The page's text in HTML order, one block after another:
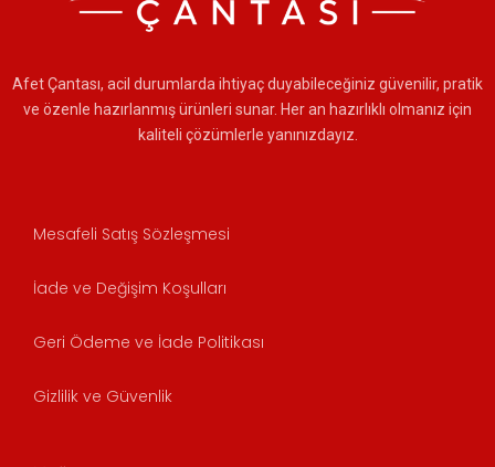
Afet Çantası, acil durumlarda ihtiyaç duyabileceğiniz güvenilir, pratik
ve özenle hazırlanmış ürünleri sunar. Her an hazırlıklı olmanız için
kaliteli çözümlerle yanınızdayız.
Mesafeli Satış Sözleşmesi
İade ve Değişim Koşulları
Geri Ödeme ve İade Politikası
Gizlilik ve Güvenlik